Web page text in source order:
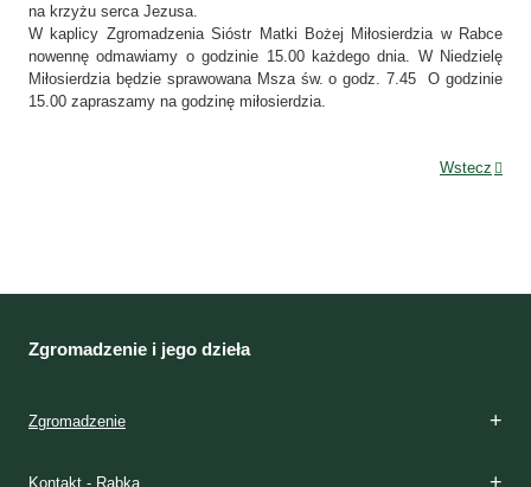
na krzyżu serca Jezusa.
W kaplicy Zgromadzenia Sióstr Matki Bożej Miłosierdzia w Rabce
nowennę odmawiamy o godzinie 15.00 każdego dnia. W Niedzielę
Miłosierdzia będzie sprawowana Msza św. o godz. 7.45 O godzinie
15.00 zapraszamy na godzinę miłosierdzia.
Wstecz
Zgromadzenie i jego dzieła
Zgromadzenie
Kontakt - Rabka